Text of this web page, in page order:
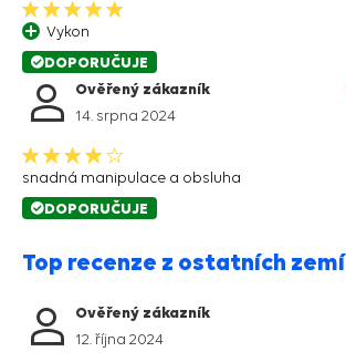
Vykon
DOPORUČUJE
Ověřený zákazník
14. srpna 2024
snadná manipulace a obsluha
DOPORUČUJE
Top recenze z ostatních zemí
Ověřený zákazník
12. října 2024